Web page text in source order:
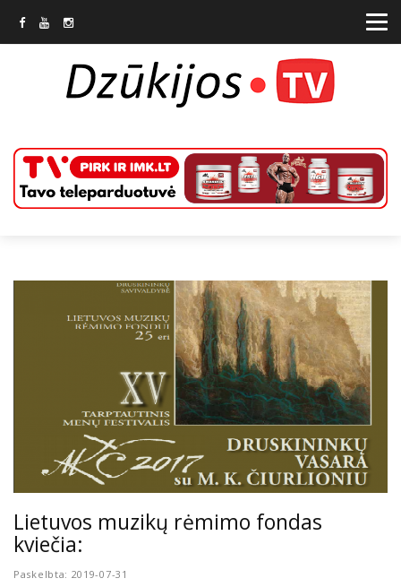
Lietuvos muzikų rėmimo fondas
kviečia:
Paskelbta: 2019-07-31